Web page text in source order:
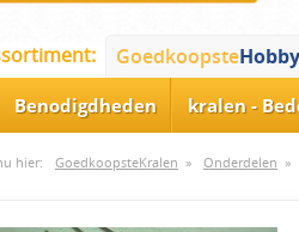
GoedkoopsteHobby
Benodigdheden kralen -
hier: GoedkoopsteKralen » Onderdelen »